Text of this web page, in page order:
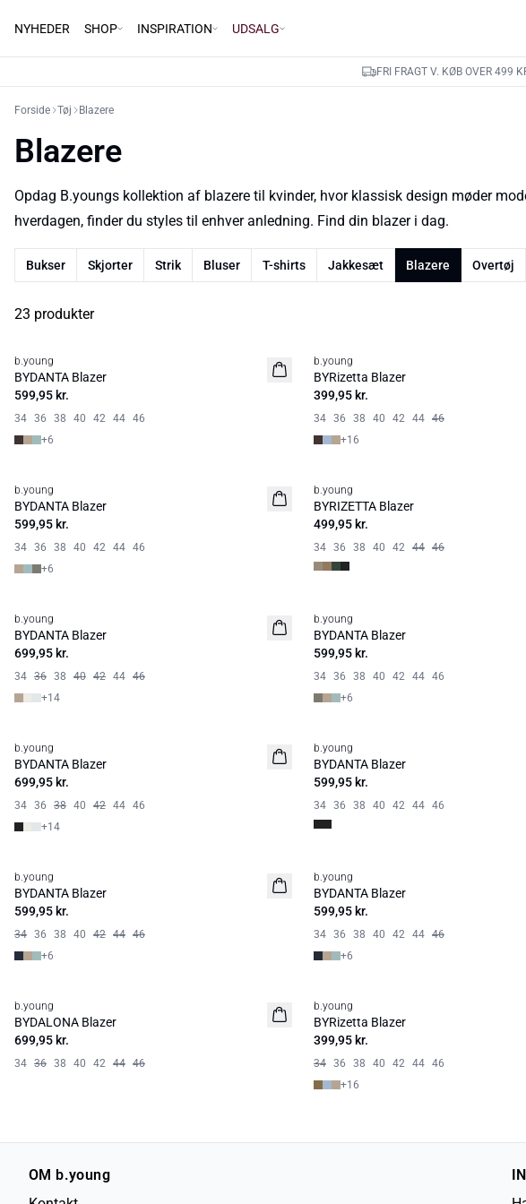
NYHEDER SHOP INSPIRATION UDSALG
FRI FRAGT V. KØB OVER 499
Forside Tøj Blazere
Blazere
Opdag B.youngs kollektion af blazere til kvinder, hvor klassisk design møder
hverdagen, finder du styles til enhver anledning. Find din blazer i dag.
Bukser Skjorter Strik Bluser T-shirts Jakkesæt Blazere Overtøj
23 produkter
Nyhed
b.young
BYDANTA Blazer
599,95 kr.
34 36 38 40 42 44 46
+6
b.young
BYRizetta Blazer
399,95 kr.
34 36 38 40 42 44 46
+16
Basic
b.young
BYDANTA Blazer
599,95 kr.
34 36 38 40 42 44 46
+6
Nyhed
b.young
BYRIZETTA Blazer
499,95 kr.
34 36 38 40 42 44 46
Basic
b.young
BYDANTA Blazer
699,95 kr.
34 36 38 40 42 44 46
+14
Nyhed
b.young
BYDANTA Blazer
599,95 kr.
34 36 38 40 42 44 46
+6
Basic
b.young
BYDANTA Blazer
699,95 kr.
34 36 38 40 42 44 46
+14
b.young
BYDANTA Blazer
599,95 kr.
34 36 38 40 42 44 46
Basic
b.young
BYDANTA Blazer
599,95 kr.
34 36 38 40 42 44 46
+6
Basic
b.young
BYDANTA Blazer
599,95 kr.
34 36 38 40 42 44 46
+6
b.young
BYDALONA Blazer
699,95 kr.
34 36 38 40 42 44 46
b.young
BYRizetta Blazer
399,95 kr.
34 36 38 40 42 44 46
+16
OM b.young